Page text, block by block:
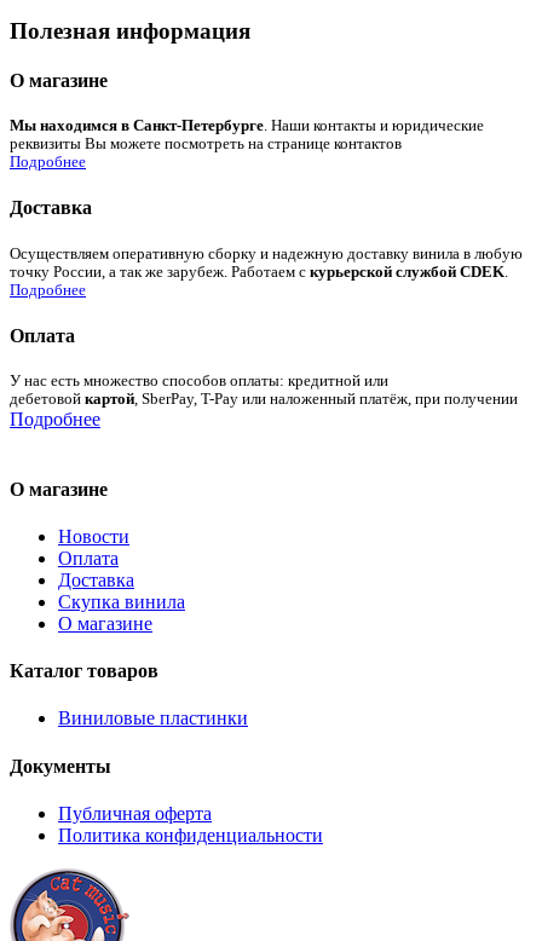
Полезная информация
О магазине
Мы находимся в Санкт-Петербурге. Наши контакты и юридические
реквизиты Вы можете посмотреть на странице контактов
Подробнее
Доставка
Осуществляем оперативную сборку и надежную доставку винила в любую
точку России, а так же зарубеж. Работаем с курьерской службой CDEK
Подробнее
Оплата
У нас есть множество способов оплаты: кредитной или
дебетовой картой, SberPay, T-Pay или наложенный платёж, при получении
Подробнее
О магазине
Новости
Оплата
Доставка
Скупка винила
О магазине
Каталог товаров
Виниловые пластинки
Документы
Публичная оферта
Политика конфиденциальности